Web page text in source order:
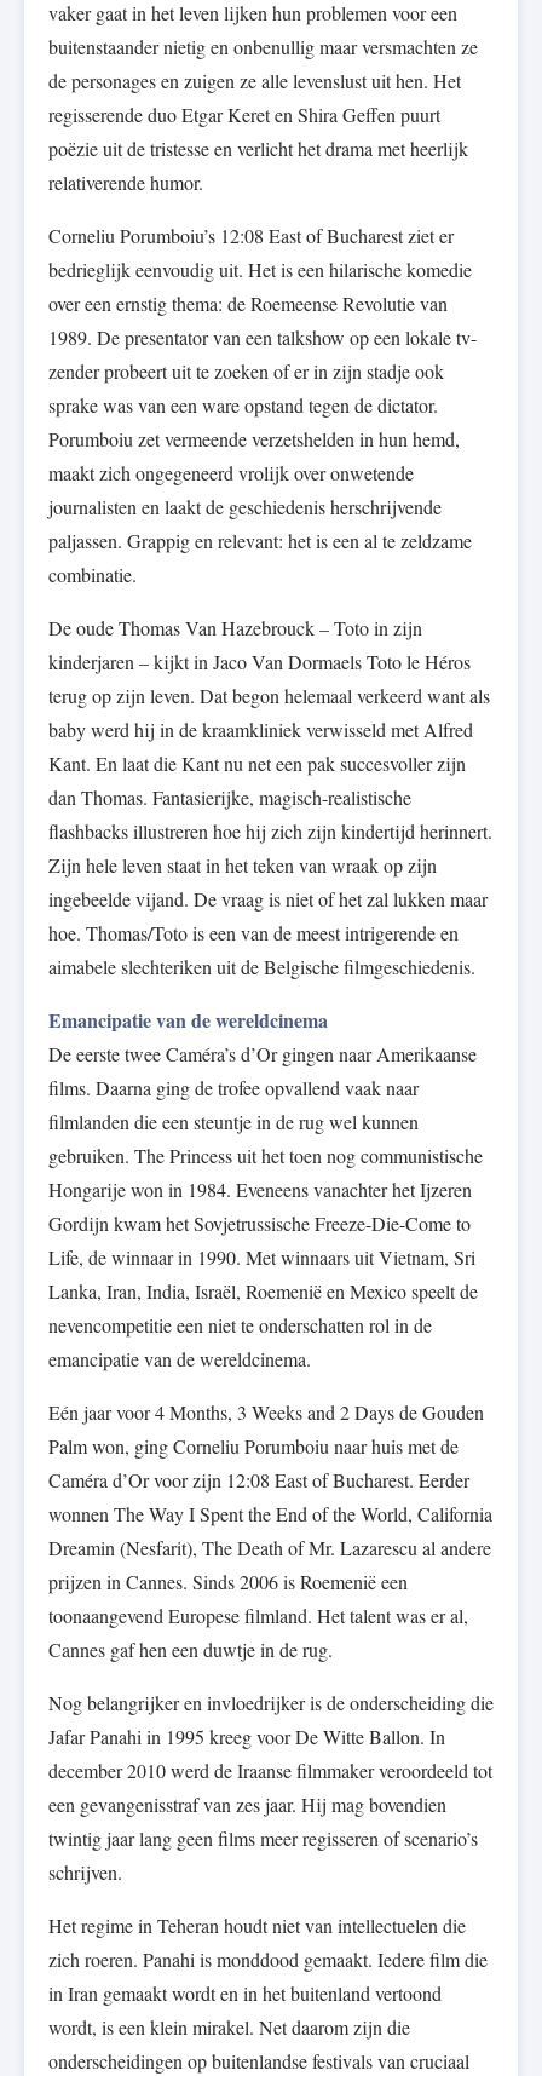
vaker gaat in het leven lijken hun problemen voor een
buitenstaander nietig en onbenullig maar versmachten ze
de personages en zuigen ze alle levenslust uit hen. Het
regisserende duo Etgar Keret en Shira Geffen puurt
poëzie uit de tristesse en verlicht het drama met heerlijk
relativerende humor.
Corneliu Porumboiu’s 12:08 East of Bucharest ziet er
bedrieglijk eenvoudig uit. Het is een hilarische komedie
over een ernstig thema: de Roemeense Revolutie van
1989. De presentator van een talkshow op een lokale tv-
zender probeert uit te zoeken of er in zijn stadje ook
sprake was van een ware opstand tegen de dictator.
Porumboiu zet vermeende verzetshelden in hun hemd,
maakt zich ongegeneerd vrolijk over onwetende
journalisten en laakt de geschiedenis herschrijvende
paljassen. Grappig en relevant: het is een al te zeldzame
combinatie.
De oude Thomas Van Hazebrouck – Toto in zijn
kinderjaren – kijkt in Jaco Van Dormaels Toto le Héros
terug op zijn leven. Dat begon helemaal verkeerd want als
baby werd hij in de kraamkliniek verwisseld met Alfred
Kant. En laat die Kant nu net een pak succesvoller zijn
dan Thomas. Fantasierijke, magisch-realistische
flashbacks illustreren hoe hij zich zijn kindertijd herinnert.
Zijn hele leven staat in het teken van wraak op zijn
ingebeelde vijand. De vraag is niet of het zal lukken maar
hoe. Thomas/Toto is een van de meest intrigerende en
aimabele slechteriken uit de Belgische filmgeschiedenis.
Emancipatie van de wereldcinema
De eerste twee Caméra’s d’Or gingen naar Amerikaanse
films. Daarna ging de trofee opvallend vaak naar
filmlanden die een steuntje in de rug wel kunnen
gebruiken. The Princess uit het toen nog communistische
Hongarije won in 1984. Eveneens vanachter het Ijzeren
Gordijn kwam het Sovjetrussische Freeze-Die-Come to
Life, de winnaar in 1990. Met winnaars uit Vietnam, Sri
Lanka, Iran, India, Israël, Roemenië en Mexico speelt de
nevencompetitie een niet te onderschatten rol in de
emancipatie van de wereldcinema.
Eén jaar voor 4 Months, 3 Weeks and 2 Days de Gouden
Palm won, ging Corneliu Porumboiu naar huis met de
Caméra d’Or voor zijn 12:08 East of Bucharest. Eerder
wonnen The Way I Spent the End of the World, California
Dreamin (Nesfarit), The Death of Mr. Lazarescu al andere
prijzen in Cannes. Sinds 2006 is Roemenië een
toonaangevend Europese filmland. Het talent was er al,
Cannes gaf hen een duwtje in de rug.
Nog belangrijker en invloedrijker is de onderscheiding die
Jafar Panahi in 1995 kreeg voor De Witte Ballon. In
december 2010 werd de Iraanse filmmaker veroordeeld tot
een gevangenisstraf van zes jaar. Hij mag bovendien
twintig jaar lang geen films meer regisseren of scenario’s
schrijven.
Het regime in Teheran houdt niet van intellectuelen die
zich roeren. Panahi is monddood gemaakt. Iedere film die
in Iran gemaakt wordt en in het buitenland vertoond
wordt, is een klein mirakel. Net daarom zijn die
onderscheidingen op buitenlandse festivals van cruciaal